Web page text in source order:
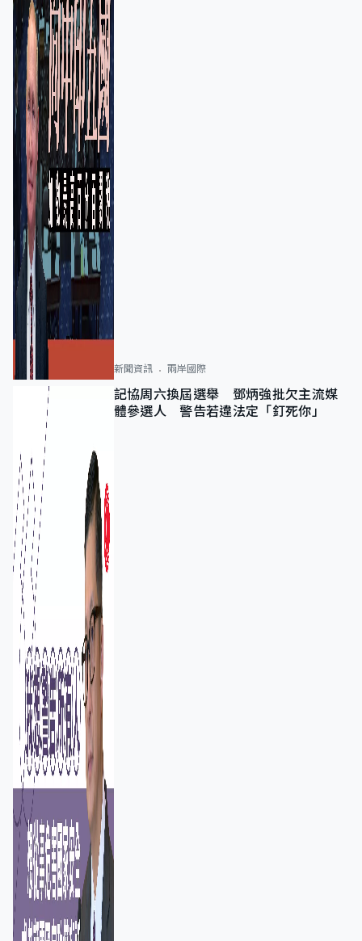
新聞資訊 兩岸國際
記協周六換屆選舉 鄧炳強批欠主流媒
體參選人 警告若違法定「釘死你」